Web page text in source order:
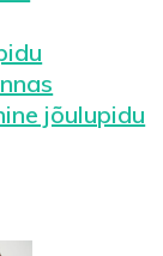
jõulupidu